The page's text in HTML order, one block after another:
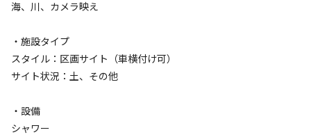
海、川、カメラ映え
・施設タイプ
スタイル：区画サイト（車横付け可）
サイト状況：土、その他
・設備
シャワー
利用タイプ
宿泊